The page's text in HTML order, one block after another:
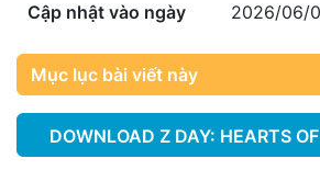
Cập nhật vào ngày 2026/06/
Mục lục bài viết này
DOWNLOAD Z DAY: HEARTS